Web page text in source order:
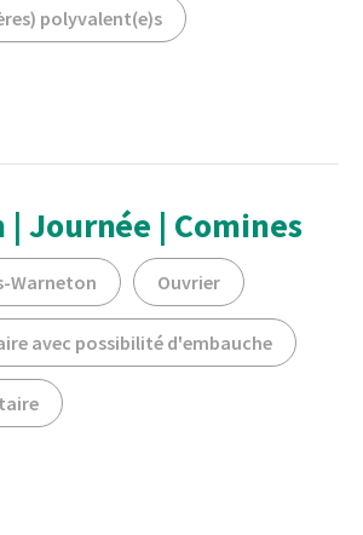
polyvalent(e)s
| Journée | Comines
Warneton Ouvrier
avec possibilité d'embauche